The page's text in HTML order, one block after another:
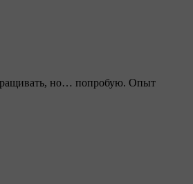
но… попробую. Опыт